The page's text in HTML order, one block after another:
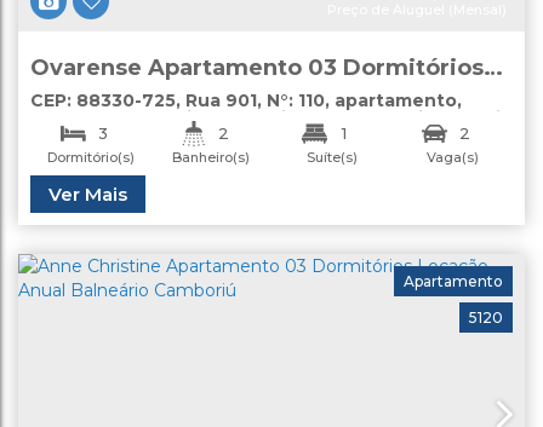
Ovarense Apartamento 03 Dormitórios
Locação Anual Centro Balneário
Camboriú
CEP: 88330-725, Rua 901, N°: 110, apartamento,
Balneário Camboriú ,Santa Catarina Brasil
3
Dormitório(s)
2
Banheiro(s)
1
Suíte(s)
2
Vaga(s)
Útil:
95 .00m²
Ver Mais
5120
Apartamento